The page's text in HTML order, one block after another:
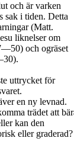
och är varken
sak i tiden. Detta
(Matt.
liknelser om
och ogräset
uttrycket för
en ny levnad.
trädet att
kan den
eller graderad?